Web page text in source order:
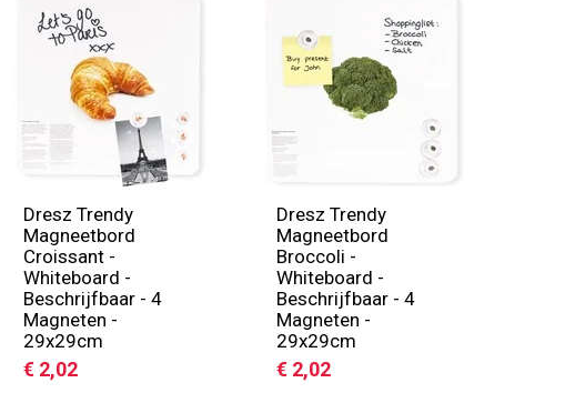
Dresz Trendy
Magneetbord
Croissant -
Whiteboard -
Beschrijfbaar - 4
Magneten -
29x29cm
€ 2,02
Dresz Trendy
Magneetbord
Broccoli -
Whiteboard -
Beschrijfbaar - 4
Magneten -
29x29cm
€ 2,02